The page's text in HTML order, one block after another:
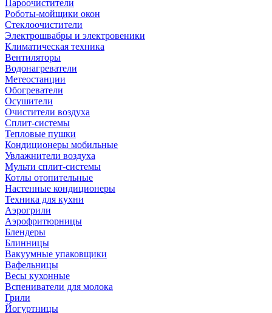
Пароочистители
Роботы-мойщики окон
Стеклоочистители
Электрошвабры и электровеники
Климатическая техника
Вентиляторы
Водонагреватели
Метеостанции
Обогреватели
Осушители
Очистители воздуха
Сплит-системы
Тепловые пушки
Кондиционеры мобильные
Увлажнители воздуха
Мульти сплит-системы
Котлы отопительные
Настенные кондиционеры
Техника для кухни
Аэрогрили
Аэрофритюрницы
Блендеры
Блинницы
Вакуумные упаковщики
Вафельницы
Весы кухонные
Вспениватели для молока
Грили
Йогуртницы